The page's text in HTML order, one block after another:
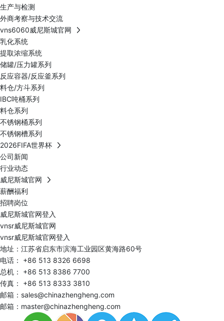
生产与检测
外商考察与技术交流
vns6060威尼斯城官网
乳化系统
提取浓缩系统
储罐/压力罐系列
反应容器/反应釜系列
料仓/方斗系列
IBC吨桶系列
料仓系列
不锈钢桶系列
不锈钢槽系列
2026FIFA世界杯
公司新闻
行业动态
威尼斯城官网
薪酬福利
招聘岗位
威尼斯城官网登入
vnsr威尼斯城官网
vnsr威尼斯城官网登入
地址：江苏省启东市滨海工业园区黄海路60号
电话： +86 513 8326 6698
总机： +86 513 8386 7700
传真： +86 513 8333 3810
邮箱： sales@chinazhengheng.com
邮箱： master@chinazhengheng.com